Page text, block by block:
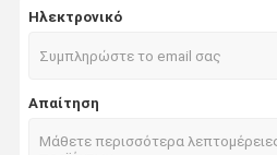
Ηλεκτρονικό
Απαίτηση